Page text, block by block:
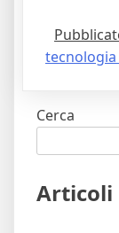
Cerca
Articoli